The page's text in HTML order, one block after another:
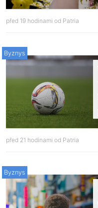
před 19 hodinami od Patria
Byznys
před 21 hodinami od Patria
Byznys